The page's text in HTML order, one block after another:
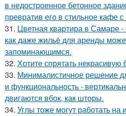
в недостроенное бетонное
превратив его в стильное кафе
31. Цветная квартира в Самаре
как даже жильё для аренды
запоминающимся.
32. Хотите спрятать некрасивую
33. Минималистичное решение
и функциональность -
двигаются вбок, как шторы.
34. Углы тоже могут работать на